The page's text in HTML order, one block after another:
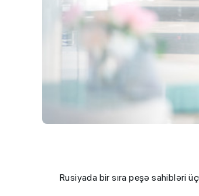
Rusiyada bir sıra peşə sahibləri